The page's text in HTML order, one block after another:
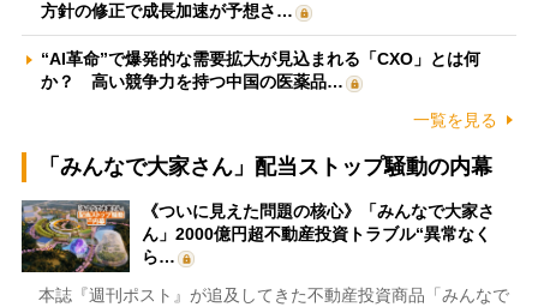
方針の修正で成長加速が予想さ…
“AI革命”で爆発的な需要拡大が見込まれる「CXO」とは何
か？ 高い競争力を持つ中国の医薬品…
一覧を見る
「みんなで大家さん」配当ストップ騒動の内幕
《ついに見えた問題の核心》「みんなで大家さ
ん」2000億円超不動産投資トラブル“異常なく
ら…
本誌『週刊ポスト』が追及してきた不動産投資商品「みんなで